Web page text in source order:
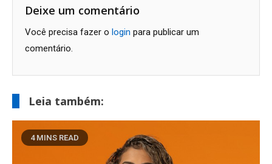
Post
Deixe um comentário
Você precisa fazer o login para publicar um
comentário.
Leia também:
4 MINS READ